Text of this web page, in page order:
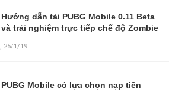
Hướng dẫn tải PUBG Mobile 0.11 Beta
và trải nghiệm trực tiếp chế độ Zombie
, 25/1/19
PUBG Mobile có lựa chọn nạp tiền